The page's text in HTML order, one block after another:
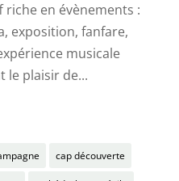
en évènements :
exposition, fanfare,
musicale
le plaisir de...
cap découverte